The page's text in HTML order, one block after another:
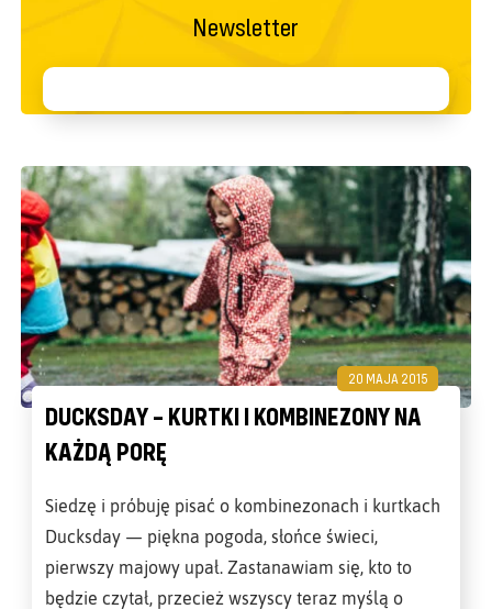
Newsletter
20 MAJA 2015
DUCKSDAY – KURTKI I KOMBINEZONY NA
KAŻDĄ PORĘ
Siedzę i próbuję pisać o kombinezonach i kurtkach
Ducksday — piękna pogoda, słońce świeci,
pierwszy majowy upał. Zastanawiam się, kto to
będzie czytał, przecież wszyscy teraz myślą o